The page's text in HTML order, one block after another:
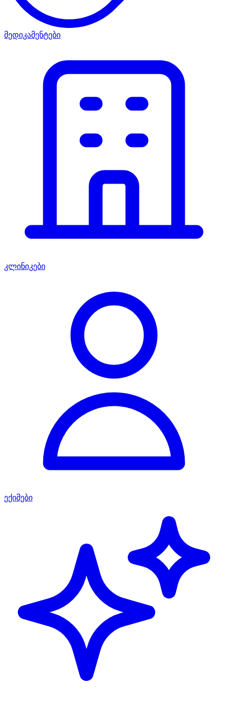
მედიკამენტები
კლინიკები
ექიმები